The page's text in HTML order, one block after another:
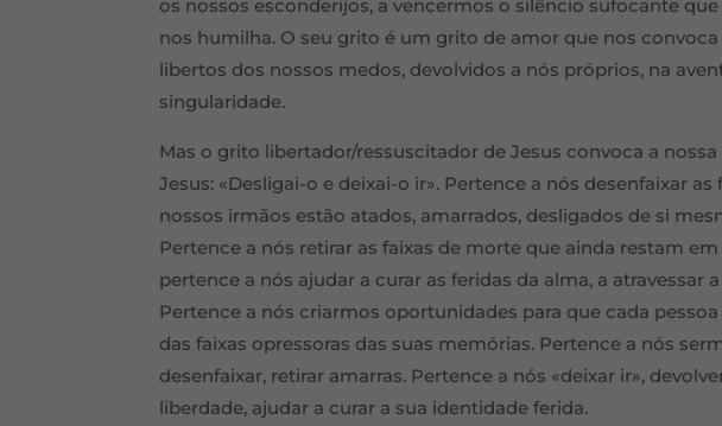
os nossos esconderijos, a vencermos o silêncio sufocante
nos humilha. O seu grito é um grito de amor que nos
libertos dos nossos medos, devolvidos a nós próprios, na
singularidade.
Mas o grito libertador/ressuscitador de Jesus convoca a
Jesus: «Desligai-o e deixai-o ir». Pertence a nós desenfaixar
nossos irmãos estão atados, amarrados, desligados de si
Pertence a nós retirar as faixas de morte que ainda restam
pertence a nós ajudar a curar as feridas da alma, a atravessar
Pertence a nós criarmos oportunidades para que cada
das faixas opressoras das suas memórias. Pertence a nós
desenfaixar, retirar amarras. Pertence a nós «deixar ir»,
liberdade, ajudar a curar a sua identidade ferida.